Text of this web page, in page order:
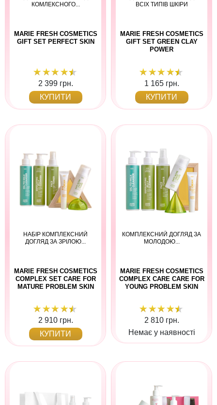
КОМЛЕКСНОГО...
MARIE FRESH COSMETICS
GIFT SET PERFECT SKIN
2 399 грн.
КУПИТИ
ВСІХ ТИПІВ ШКІРИ
MARIE FRESH COSMETICS
GIFT SET GREEN CLAY
POWER
1 165 грн.
КУПИТИ
НАБІР КОМПЛЕКСНИЙ
ДОГЛЯД ЗА ЗРІЛОЮ...
MARIE FRESH COSMETICS
COMPLEX SET CARE FOR
MATURE PROBLEM SKIN
2 910 грн.
КУПИТИ
КОМПЛЕКСНИЙ ДОГЛЯД ЗА
МОЛОДОЮ...
MARIE FRESH COSMETICS
COMPLEX CARE CARE FOR
YOUNG PROBLEM SKIN
2 810 грн.
Немає у наявності